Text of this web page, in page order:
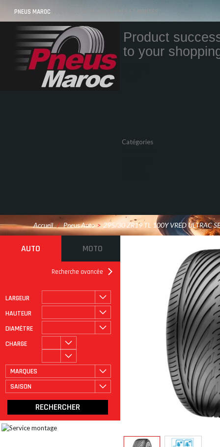
PNEUS MAROC VOS PNEUS AU MAROC LIVRÉS ET MONTÉS
Product
to your
Catégories
Accueil / Pneus Auto > 295/30 ZR19 TL 100Y VRED ULTRAC
AUTO MOTO
Recherche avancée
LARGEUR
HAUTEUR
DIAMÈTRE
CHARGE
MARQUES
SAISON
ROULAGE À PLAT